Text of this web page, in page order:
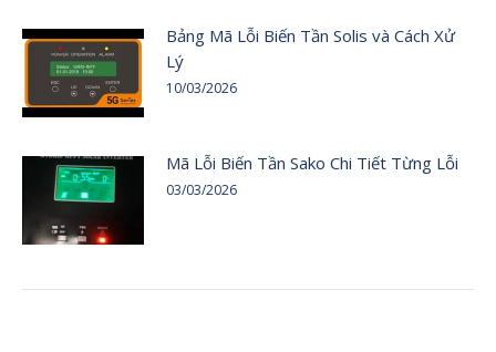
Bảng Mã Lỗi Biến Tần Solis và Cách Xử
Lý
10/03/2026
Mã Lỗi Biến Tần Sako Chi Tiết Từng Lỗi
03/03/2026